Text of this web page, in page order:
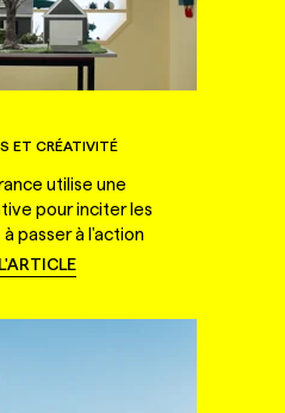
ET CRÉATIVITÉ
utilise une
pour inciter les
à passer à l'action